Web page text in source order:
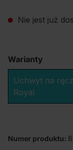
Nie jest już
Warianty
Uchwyt na
Royal
Numer produktu: